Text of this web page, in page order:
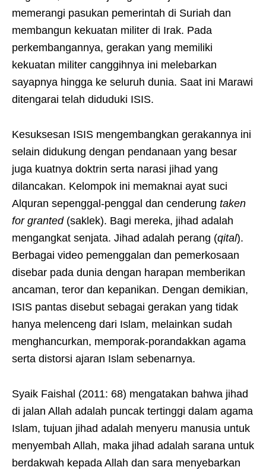
memerangi pasukan pemerintah di Suriah dan
membangun kekuatan militer di Irak. Pada
perkembangannya, gerakan yang memiliki
kekuatan militer canggihnya ini melebarkan
sayapnya hingga ke seluruh dunia. Saat ini Marawi
ditengarai telah diduduki ISIS.
Kesuksesan ISIS mengembangkan gerakannya ini
selain didukung dengan pendanaan yang besar
juga kuatnya doktrin serta narasi jihad yang
dilancakan. Kelompok ini memaknai ayat suci
Alquran sepenggal-penggal dan cenderung taken
for granted(saklek). Bagi mereka, jihad adalah
mengangkat senjata. Jihad adalah perang (qital).
Berbagai video pemenggalan dan pemerkosaan
disebar pada dunia dengan harapan memberikan
ancaman, teror dan kepanikan. Dengan demikian,
ISIS pantas disebut sebagai gerakan yang tidak
hanya melenceng dari Islam, melainkan sudah
menghancurkan, memporak-porandakkan agama
serta distorsi ajaran Islam sebenarnya.
Syaik Faishal (2011: 68) mengatakan bahwa jihad
di jalan Allah adalah puncak tertinggi dalam agama
Islam, tujuan jihad adalah menyeru manusia untuk
menyembah Allah, maka jihad adalah sarana untuk
berdakwah kepada Allah dan sara menyebarkan